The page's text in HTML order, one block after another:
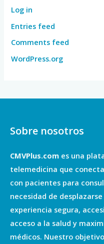
Log in
Entries feed
Comments feed
WordPress.org
Sobre nosotros
CMVPlus.com es una
telemedicina que
con pacientes para
necesidad de
experiencia segura,
acceso a la salud y
médicos. Nuestro